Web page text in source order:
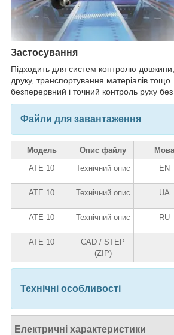
Застосування
Підходить для систем контролю довжини,
друку, транспортування матеріалів
безперервний і точний контроль руху без
Файли для завантаження
Модель Опис файлу
Мова
ATE 10
Технічний опис EN
ATE 10 Технічний опис UA
ATE 10 Технічний опис RU
ATE 10
CAD / STEP
(ZIP)
Технічні особливості
Електричні характеристики